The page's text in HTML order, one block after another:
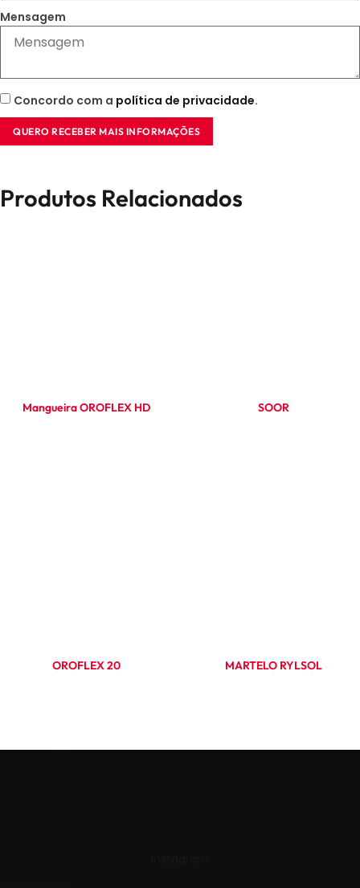
Mensagem
Concordo com a política de privacidade.
QUERO RECEBER MAIS INFORMAÇÕES
Produtos Relacionados
Mangueira OROFLEX HD SOOR
OROFLEX 20 MARTELO RYLSOL